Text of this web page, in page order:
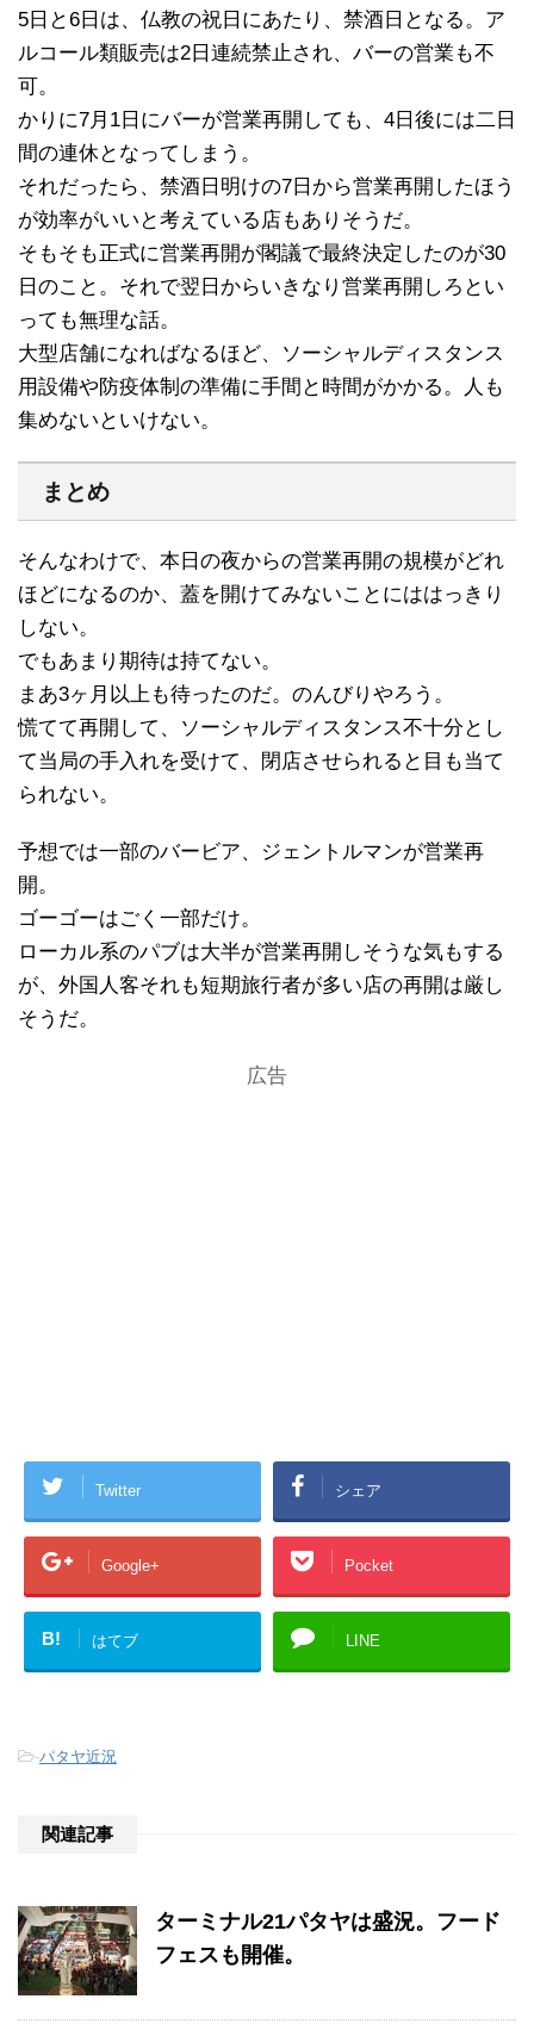
5日と6日は、仏教の祝日にあたり、禁酒日となる。ア
ルコール類販売は2日連続禁止され、バーの営業も不
可。
かりに7月1日にバーが営業再開しても、4日後には二日
間の連休となってしまう。
それだったら、禁酒日明けの7日から営業再開したほう
が効率がいいと考えている店もありそうだ。
そもそも正式に営業再開が閣議で最終決定したのが30
日のこと。それで翌日からいきなり営業再開しろとい
っても無理な話。
大型店舗になればなるほど、ソーシャルディスタンス
用設備や防疫体制の準備に手間と時間がかかる。人も
集めないといけない。
まとめ
そんなわけで、本日の夜からの営業再開の規模がどれ
ほどになるのか、蓋を開けてみないことにははっきり
しない。
でもあまり期待は持てない。
まあ3ヶ月以上も待ったのだ。のんびりやろう。
慌てて再開して、ソーシャルディスタンス不十分とし
て当局の手入れを受けて、閉店させられると目も当て
られない。
予想では一部のバービア、ジェントルマンが営業再
開。
ゴーゴーはごく一部だけ。
ローカル系のパブは大半が営業再開しそうな気もする
が、外国人客それも短期旅行者が多い店の再開は厳し
そうだ。
広告
Twitter シェア
Google+ Pocket
B! はてブ LINE
-パタヤ近況
関連記事
ターミナル21パタヤは盛況。フード
フェスも開催。